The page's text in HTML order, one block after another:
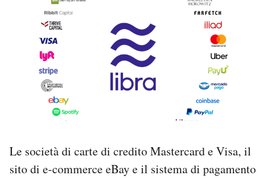
PODCAST
NEWSLETTER
I MIEI PREFERITI
SHOP
Le società di carte di credito Mastercard e Visa, il
sito di e-commerce eBay e il sistema di pagamento